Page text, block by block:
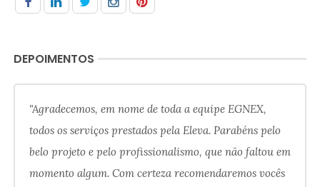
DEPOIMENTOS
"Agradecemos, em nome de toda a equipe EGNEX,
todos os serviços prestados pela Eleva. Parabéns pelo
belo projeto e pelo profissionalismo, que não faltou em
momento algum. Com certeza recomendaremos vocês